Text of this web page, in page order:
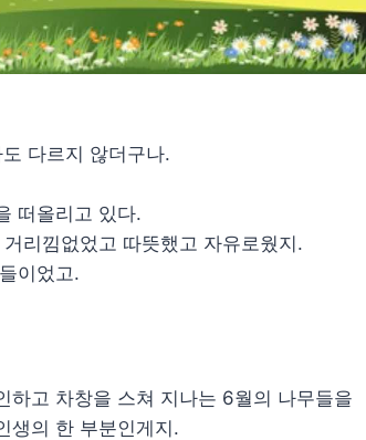
다르지 않더구나.
떠올리고 있다.
리낌없었고 따뜻했고 자유로웠지.
이었고.
하고 차창을 스쳐 지나는 6월의 나무들을
생의 한 부분인게지.